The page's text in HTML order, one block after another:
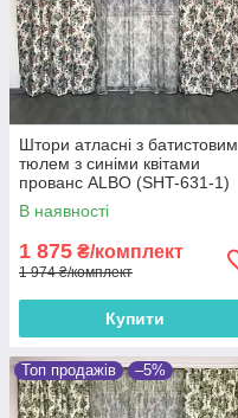
Штори атласні з батистовим
тюлем з синіми квітами
прованс ALBO (SHT-631-1)
В наявності
1 875 ₴/комплект
1 974 ₴/комплект
Купити
Топ продажів –5%